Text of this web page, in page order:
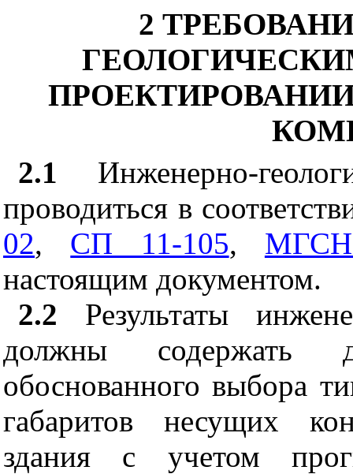
2
2.1 Инженерно-
проводиться в
02, СП 11-105,
настоящим документом.
2.2 Результаты
должны содержать
обоснованного выбора
габаритов несущих
здания с учетом